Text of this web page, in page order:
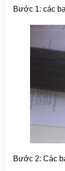
Bước 1: các
Bước 2: Các